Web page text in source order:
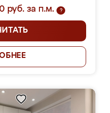
руб. за п.м.
?